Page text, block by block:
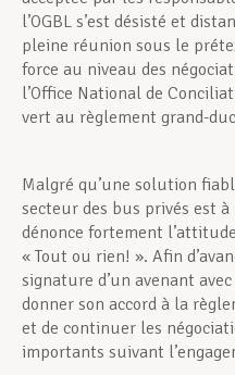
l’OGBL s’est désisté et
pleine réunion sous le
force au niveau des
l’Office National de
vert au règlement grand-
Malgré qu’une solution
secteur des bus privés est
dénonce fortement
« Tout ou rien! ». Afin
signature d’un avenant
donner son accord à la
et de continuer les
importants suivant